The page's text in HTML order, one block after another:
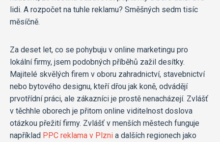
lidi. A rozpočet na tuhle reklamu? Směšných sedm tisíc
měsíčně.
Za deset let, co se pohybuju v online marketingu pro
lokální firmy, jsem podobných příběhů zažil desítky.
Majitelé skvělých firem v oboru zahradnictví, stavebnictví
nebo bytového designu, kteří dřou jak koně, odvádějí
prvotřídní práci, ale zákazníci je prostě nenacházejí. Zvlášť
v těchhle oborech je přitom online viditelnost doslova
otázkou přežití firmy. Zvlášť v menších městech funguje
například PPC reklama v Plzni a dalších regionech jako